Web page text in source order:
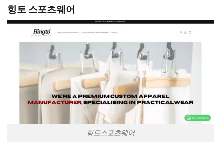
힝토 스포츠웨어
힝토스포츠웨어